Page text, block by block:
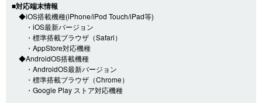
■対応端末情報
◆iOS搭載機種(iPhone/iPod Touch/iPad等)
・iOS最新バージョン
・標準搭載ブラウザ（Safari）
・AppStore対応機種
◆AndroidOS搭載機種
・AndroidOS最新バージョン
・標準搭載ブラウザ（Chrome）
・Google Play ストア対応機種